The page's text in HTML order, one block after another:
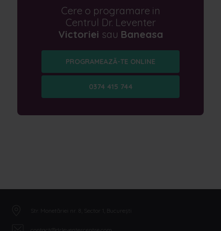
Cere o programare in
Centrul Dr. Leventer
Victoriei sau Baneasa
PROGRAMEAZĂ-TE ONLINE
0374 415 744
Str. Monetăriei nr. 8, Sector 1, București
contact@drleventercentre.com